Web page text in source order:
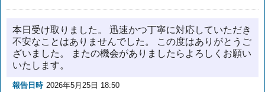
本日受け取りました。 迅速かつ丁寧に対応していただき
不安なことはありませんでした。 この度はありがとうご
ざいました。 またの機会がありましたらよろしくお願い
いたします。
報告日時 2026年5月25日 18:50